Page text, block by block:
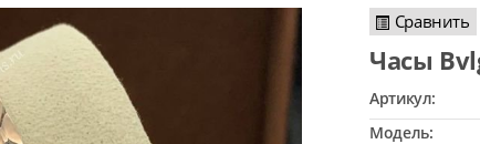
Сравнить
Часы
Артикул:
Модель: